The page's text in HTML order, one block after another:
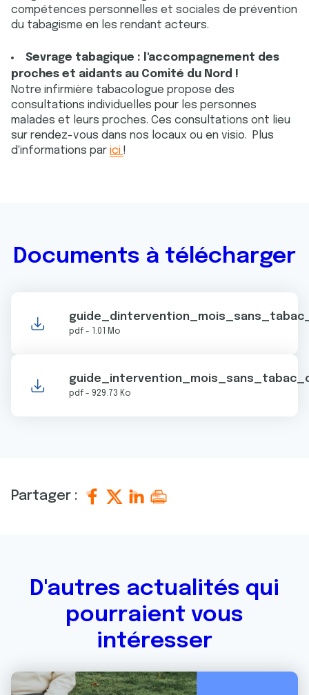
compétences personnelles et sociales de prévention
du tabagisme en les rendant acteurs.
Sevrage tabagique : l'accompagnement des
proches et aidants au Comité du Nord !
​Notre infirmière tabacologue propose des
consultations individuelles pour les personnes
malades et leurs proches. Ces consultations ont lieu
sur rendez-vous dans nos locaux ou en visio. Plus
d'informations par ici !
Documents à télécharger
pdf - 1.01 Mo
pdf - 929.73 Ko
Partager :
D'autres actualités qui
pourraient vous
intéresser